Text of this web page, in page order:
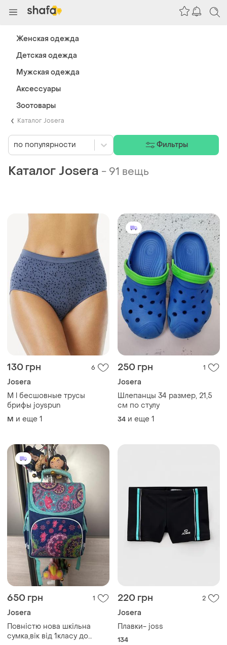
Каталог Josera
Каталог Josera - 91 вещь
130 грн 6
Josera
M l бесшовные трусы
брифы joyspun
M и еще 1
250 грн 1
Josera
Шлепанцы 34 размер, 21,5
см по стулу
34 и еще 1
650 грн 1
Josera
Повністю нова шкільна
сумка,вік від 1класу до
220 грн 2
Josera
Плавки- joss
134
по популярности Фильтры
Женская одежда
Детская одежда
Мужская одежда
Аксессуары
Зоотовары